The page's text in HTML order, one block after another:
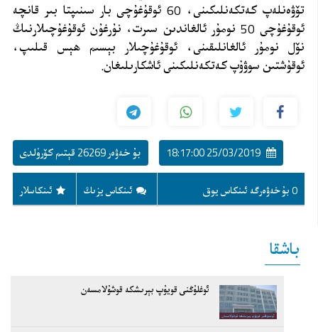
تۆۋەنلەپ كەتكەنلىكىنى، 60 ئوقۇغۇچى بار سىنىپتا بىر قانچە
ئوقۇغۇچى 50 نومۇر ئالغاندىن سىرت، نۇرغۇن ئوقۇغۇچىلارنىڭ
نۆل نومۇر ئالغانلىقىنى، ئوقۇغۇچىلار بېسىم ھېس قىلىپ،
ئوقۇشتىن سوۋۇپ كەتكەنلىكىنى ئاشكارىلىغان.
بۇ خەۋەر 26269 قېتىم كۆرۈلدى 25/03/2019 18:17:00
ئىنكاسلار ئىنكاس يزىڭ 0 بۇ خەۋەرگە ئىنكاس يوق
باشقا
ئوغلۇڭنى قويۇپ بېرىشكە قوشۇلامسەن